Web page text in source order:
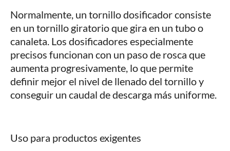
Normalmente, un tornillo dosificador consiste
en un tornillo giratorio que gira en un tubo o
canaleta. Los dosificadores especialmente
precisos funcionan con un paso de rosca que
aumenta progresivamente, lo que permite
definir mejor el nivel de llenado del tornillo y
conseguir un caudal de descarga más uniforme.
Uso para productos exigentes